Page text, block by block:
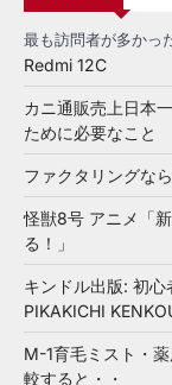
最も訪問者が多かっ
Redmi 12C
カニ通販売上日本
ために必要なこと
ファクタリングな
怪獣8号 アニメ「
る！」
キンドル出版: 初
PIKAKICHI
M-1育毛ミスト・
較すると・・